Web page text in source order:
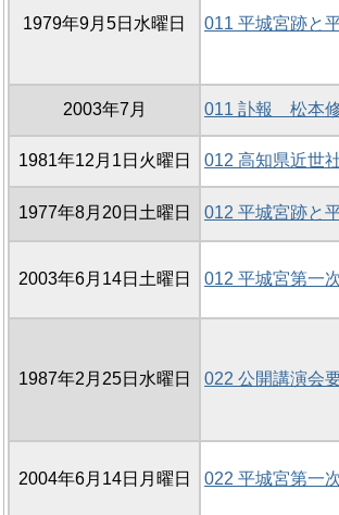
1979年9月5日水曜日 011 平城宮跡と
2003年7月 011 訃報 松本
1981年12月1日火曜日 012 高知県近世
1977年8月20日土曜日 012 平城宮跡と
2003年6月14日土曜日 012 平城宮第一
1987年2月25日水曜日 022 公開講演会
2004年6月14日月曜日 022 平城宮第一